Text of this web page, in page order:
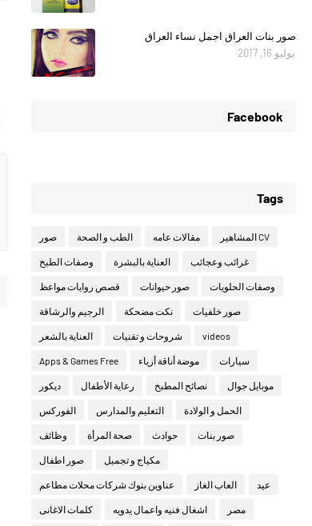
صور بنات العراق اجمل نساء العراق
يوليو 16, 2017
Facebook
Tags
صور الطب و الصحة مقالات عامه CV المشاهير
وصفات الطبخ العناية بالبشرة غرائب وعجائب
قصص روايات مواعظ صور حيوانات وصفات الحلويات
الرجيم والرشاقة نكت مضحكة صور خلفيات
العناية بالشعر شروحات و تقنيات videos
Apps & Games Free موضة أناقة أزياء سيارات
ديكور رعاية الأطفال نصائح المطبخ موبايل جوال
الفوركس التعليم والمدارس الحمل و الولادة
وظائف صحة المرأة حوادث صور بنات
صور اطفال مكياج و تجميل
عناوين بنوك شركات محلات مطاعم العاب الغاز عيد
كلمات الاغانى اشغال فنيه واعمال يدويه مصر